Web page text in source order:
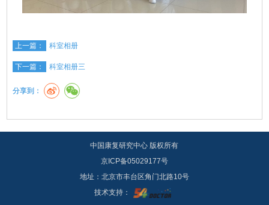
上一篇： 科室相册
下一篇： 科室相册三
分享到：
中国康复研究中心 版权所有
京ICP备05029177号
地址：北京市丰台区角门北路10号
技术支持：